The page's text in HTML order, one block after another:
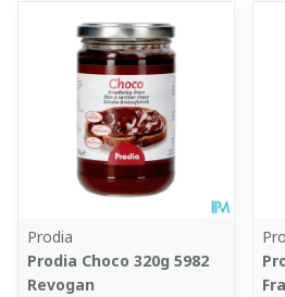
Prodia
Prodia Choco 320g 5982
Revogan